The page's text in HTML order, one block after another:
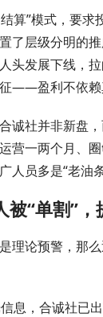
算”模式，要
了层级分明的
头发展下线，
——盈利不依赖
诚社并非新盘
营一两个月、
人员多是“老油
被“单割”
理论预警，那
息，合诚社已